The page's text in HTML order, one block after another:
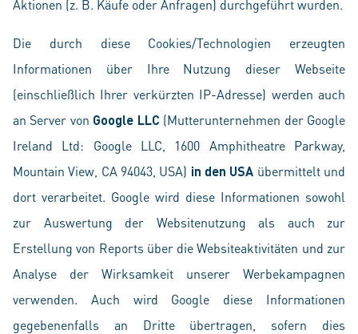
Aktionen (z. B. Käufe oder Anfragen) durchgeführt wurden.
Die durch diese Cookies/Technologien erzeugten
Informationen über Ihre Nutzung dieser Webseite
(einschließlich Ihrer verkürzten IP-Adresse) werden auch
an Server von Google LLC (Mutterunternehmen der Google
Ireland Ltd: Google LLC, 1600 Amphitheatre Parkway,
Mountain View, CA 94043, USA) in den USA übermittelt und
dort verarbeitet. Google wird diese Informationen sowohl
zur Auswertung der Websitenutzung als auch zur
Erstellung von Reports über die Websiteaktivitäten und zur
Analyse der Wirksamkeit unserer Werbekampagnen
verwenden. Auch wird Google diese Informationen
gegebenenfalls an Dritte übertragen, sofern dies